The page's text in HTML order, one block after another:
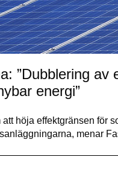
”Dubblering
energi”
höja effektgränsen för
menar